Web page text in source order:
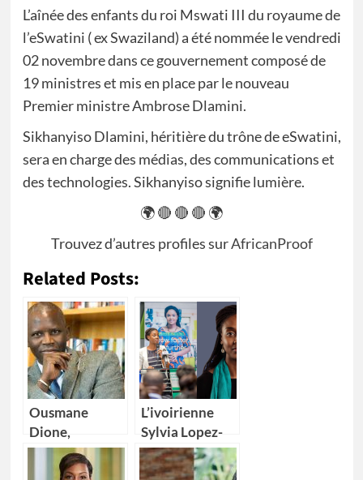
L’aînée des enfants du roi Mswati III du royaume de
l’eSwatini ( ex Swaziland) a été nommée le vendredi
02 novembre dans ce gouvernement composé de
19 ministres et mis en place par le nouveau
Premier ministre Ambrose Dlamini.
Sikhanyiso Dlamini, héritière du trône de eSwatini,
sera en charge des médias, des communications et
des technologies. Sikhanyiso signifie lumière.
🌍 🔴 🔴 🔴 🌍
Trouvez d’autres profiles surAfricanProof
Related Posts:
Ousmane
Dione,
nouveau
Directeur pays
L’ivoirienne
Sylvia Lopez-
Ekra nommée
coordonnatrice